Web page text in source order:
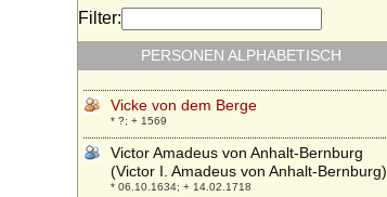
Filter:
PERSONEN ALPHABETISCH
Vicco von Moltzan (Vicke von Moltzan)
* 1583; + nach 13.05.1629
Vicke von Alvensleben
* ?; + 12.10.1509
Vicke von dem Berge
* ?; + 1569
Victor Amadeus von Anhalt-Bernburg
(Victor I. Amadeus von Anhalt-Bernburg)
* 06.10.1634; + 14.02.1718